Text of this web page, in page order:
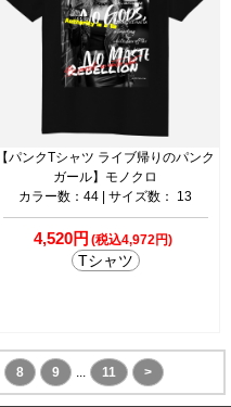
【パンクTシャツ ライブ帰りのパンク
ガール】モノクロ
カラー数：44 | サイズ数： 13
4,520円 (税込4,972円)
Tシャツ
8 9 ... 11 >